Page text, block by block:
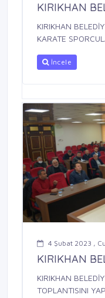
KIRIKHAN
KIRIKHAN
KARATE
İncele
4 Şubat 2023 ,
KIRIKHAN
KIRIKHAN
TOPLANTISINI